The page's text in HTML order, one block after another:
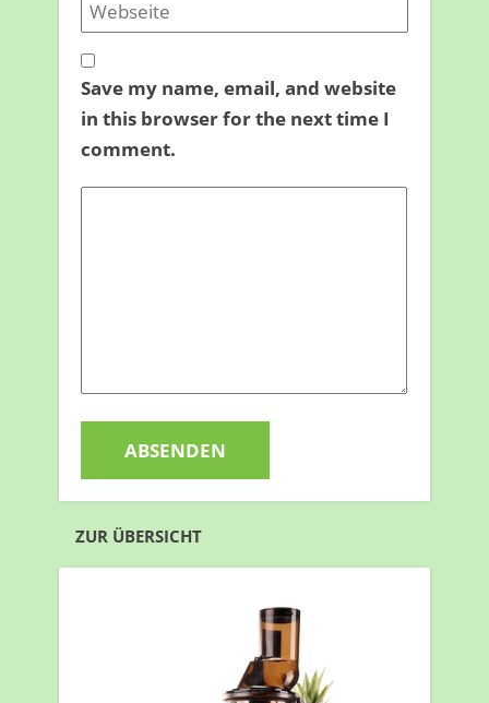
Save my name, email, and website
in this browser for the next time I
comment.
ZUR ÜBERSICHT